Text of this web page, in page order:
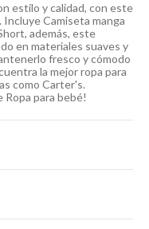
estilo y calidad, con este
Camiseta manga
además, este
en materiales suaves y
fresco y cómodo
la mejor ropa para
como Carter's.
Ropa para bebé!